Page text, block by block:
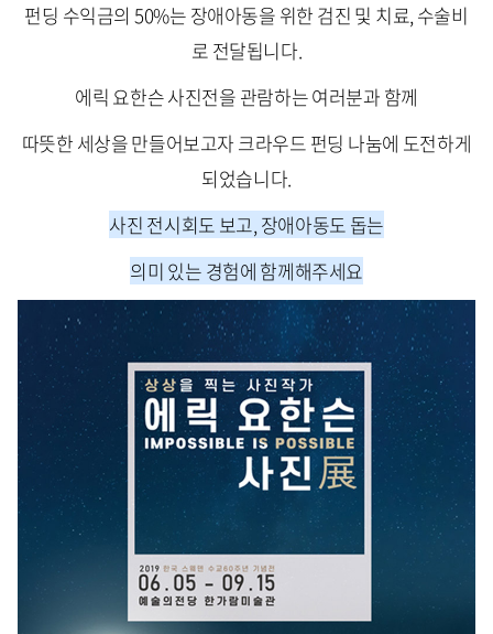
펀딩 수익금의 50%는 장애아동을 위한 검진 및 치료, 수술비
로 전달됩니다.
에릭 요한슨 사진전을 관람하는 여러분과 함께
따뜻한 세상을 만들어보고자 크라우드 펀딩 나눔에 도전하게
되었습니다.
사진 전시회도 보고, 장애아동도 돕는
의미 있는 경험에 함께해주세요